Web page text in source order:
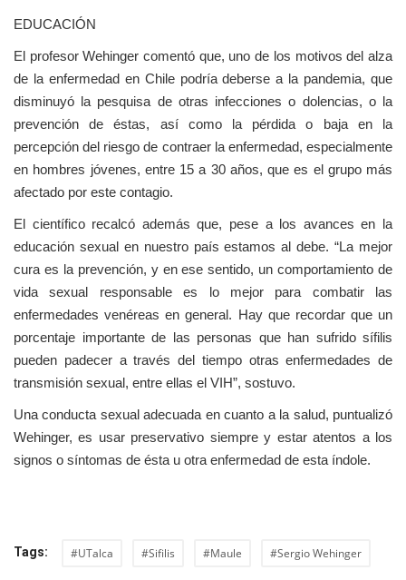
EDUCACIÓN
El profesor Wehinger comentó que, uno de los motivos del alza
de la enfermedad en Chile podría deberse a la pandemia, que
disminuyó la pesquisa de otras infecciones o dolencias, o la
prevención de éstas, así como la pérdida o baja en la
percepción del riesgo de contraer la enfermedad, especialmente
en hombres jóvenes, entre 15 a 30 años, que es el grupo más
afectado por este contagio.
El científico recalcó además que, pese a los avances en la
educación sexual en nuestro país estamos al debe. “La mejor
cura es la prevención, y en ese sentido, un comportamiento de
vida sexual responsable es lo mejor para combatir las
enfermedades venéreas en general. Hay que recordar que un
porcentaje importante de las personas que han sufrido sífilis
pueden padecer a través del tiempo otras enfermedades de
transmisión sexual, entre ellas el VIH”, sostuvo.
Una conducta sexual adecuada en cuanto a la salud, puntualizó
Wehinger, es usar preservativo siempre y estar atentos a los
signos o síntomas de ésta u otra enfermedad de esta índole.
Tags: #UTalca #Sifilis #Maule #Sergio Wehinger